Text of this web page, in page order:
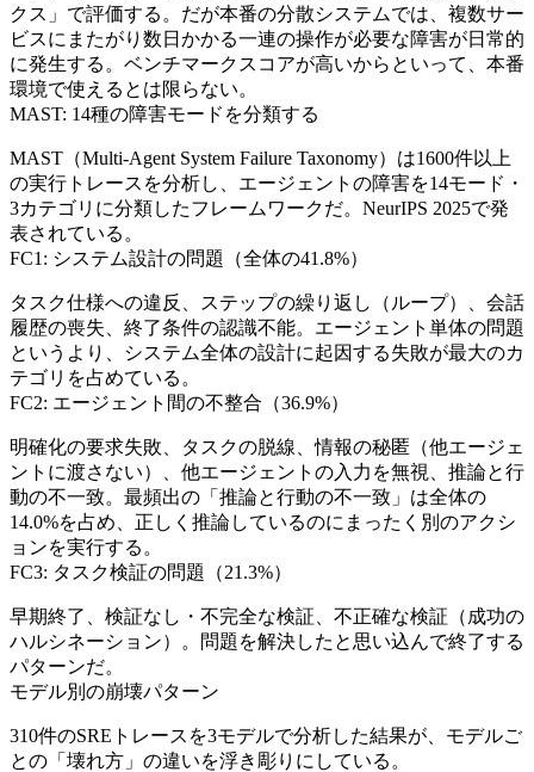
クス」で評価する。だが本番の分散システムでは、複数サー
ビスにまたがり数日かかる一連の操作が必要な障害が日常的
に発生する。ベンチマークスコアが高いからといって、本番
環境で使えるとは限らない。
MAST: 14種の障害モードを分類する
MAST（Multi-Agent System Failure Taxonomy）は1600件以上
の実行トレースを分析し、エージェントの障害を14モード・
3カテゴリに分類したフレームワークだ。NeurIPS 2025で発
表されている。
FC1: システム設計の問題（全体の41.8%）
タスク仕様への違反、ステップの繰り返し（ループ）、会話
履歴の喪失、終了条件の認識不能。エージェント単体の問題
というより、システム全体の設計に起因する失敗が最大のカ
テゴリを占めている。
FC2: エージェント間の不整合（36.9%）
明確化の要求失敗、タスクの脱線、情報の秘匿（他エージェ
ントに渡さない）、他エージェントの入力を無視、推論と行
動の不一致。最頻出の「推論と行動の不一致」は全体の
14.0%を占め、正しく推論しているのにまったく別のアクシ
ョンを実行する。
FC3: タスク検証の問題（21.3%）
早期終了、検証なし・不完全な検証、不正確な検証（成功の
ハルシネーション）。問題を解決したと思い込んで終了する
パターンだ。
モデル別の崩壊パターン
310件のSREトレースを3モデルで分析した結果が、モデルご
との「壊れ方」の違いを浮き彫りにしている。